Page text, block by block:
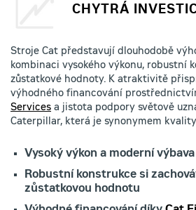
CHYTRÁ
Stroje Cat představují dlouhodobě
kombinaci vysokého výkonu, robustní
zůstatkové hodnoty. K atraktivitě
výhodného financování
Services a jistota podpory světově
Caterpillar, která je synonymem
Vysoký výkon a moderní výbava
Robustní konstrukce si
zůstatkovou hodnotu